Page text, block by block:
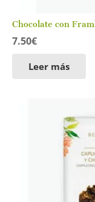
Chocolate con
7.50€
Leer más